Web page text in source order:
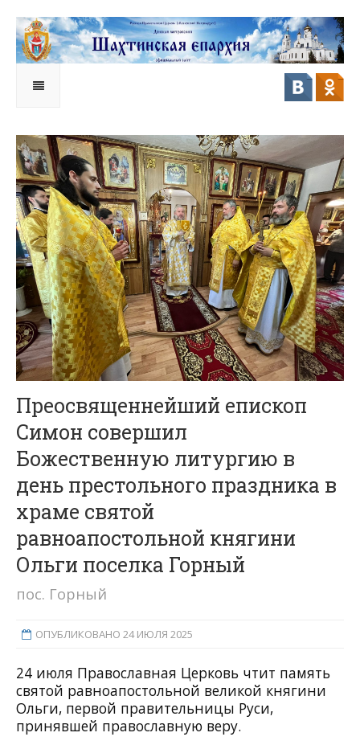
Преосвященнейший епископ
Симон совершил
Божественную литургию в
день престольного праздника в
храме святой
равноапостольной княгини
Ольги поселка Горный
пос. Горный
ОПУБЛИКОВАНО 24 ИЮЛЯ 2025
24 июля Православная Церковь чтит память
святой равноапостольной великой княгини
Ольги, первой правительницы Руси,
принявшей православную веру.